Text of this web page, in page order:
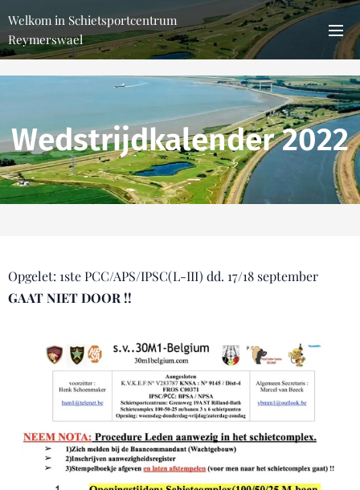
Welkom in Schietsportcentrum
Reymerswael
Wedstrijdkalender 2022
Opgelet: 1ste PCC/APS/IPSC(L-III) dd. 17/18 september
GAAT NIET DOOR !!